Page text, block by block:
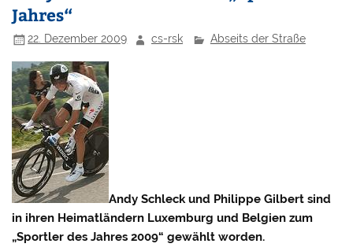
Jahres“
22. Dezember 2009 cs-rsk Abseits der Straße
Andy Schleck und Philippe Gilbert sind
in ihren Heimatländern Luxemburg und Belgien zum
„Sportler des Jahres 2009“ gewählt worden.